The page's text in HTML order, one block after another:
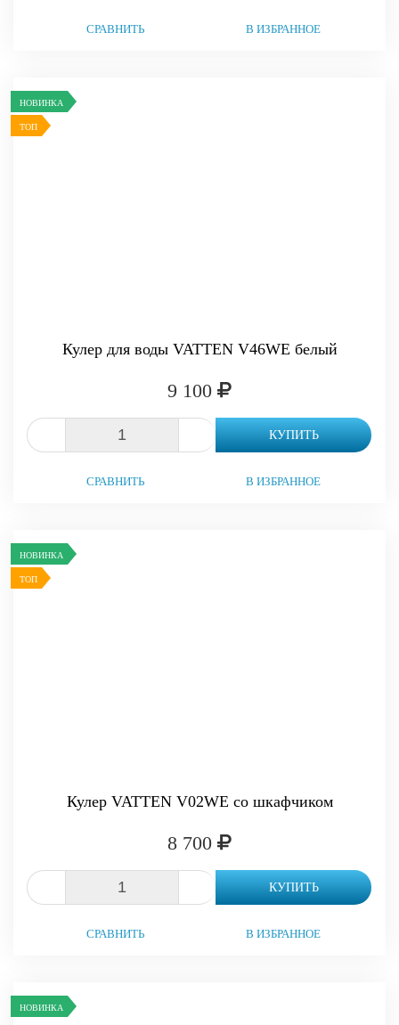
СРАВНИТЬ В ИЗБРАННОЕ
НОВИНКА
ТОП
Кулер для воды VATTEN V46WE белый
9 100
КУПИТЬ
СРАВНИТЬ В ИЗБРАННОЕ
НОВИНКА
ТОП
Кулер VATTEN V02WE со шкафчиком
8 700
КУПИТЬ
СРАВНИТЬ В ИЗБРАННОЕ
НОВИНКА